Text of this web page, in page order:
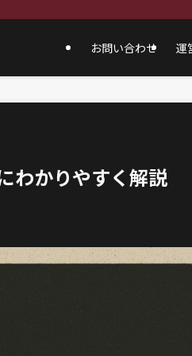
お問い合わせ 運
わかりやすく解説